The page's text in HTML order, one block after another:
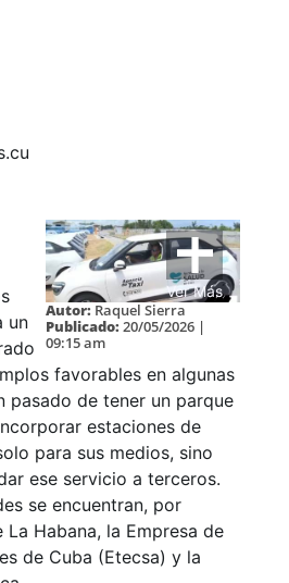
Ver Más
Autor: Raquel Sierra
Publicado: 20/05/2026 |
09:15 am
un
favorables en algunas
pasado de tener un parque
estaciones de
para sus medios, sino
ese servicio a terceros.
se encuentran, por
Habana, la Empresa de
de Cuba (Etecsa) y la